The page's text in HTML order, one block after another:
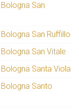
San
San Ruffillo
San Vitale
Santa Viola
Santo